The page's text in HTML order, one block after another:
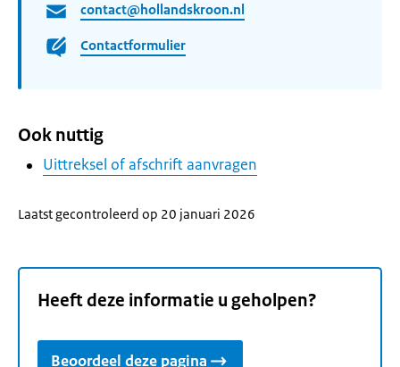
contact@hollandskroon.nl
Contactformulier
Ook nuttig
Uittreksel of afschrift aanvragen
Laatst gecontroleerd op 20 januari 2026
Heeft deze informatie u geholpen?
Beoordeel deze pagina